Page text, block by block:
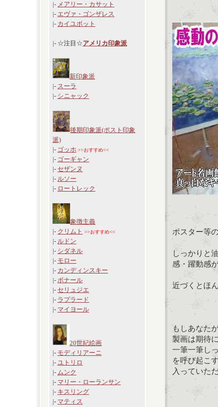
|- メアリー・カサット
|- エヴァ・ゴンザレス
|- カイユボット
|- ☆注目☆アメリカ印象派
新印象派
|- スーラ
|- シニャック
後期印象派(ポスト印象
派)
|- ゴッホ >>おすすめ<<
|- ゴーギャン
|- セザンヌ
|- ルソー
|- ロートレック
象徴主義
|- クリムト >>おすすめ<<
|- ルドン
|- シダネル
|- モロー
|- カンディンスキー
|- ボナール
|- セリュジエ
|- ラプラード
|- マイヨール
20世紀絵画
|- モディリアーニ
|- ユトリロ
|- ムンク
|- マリー・ローランサン
|- キスリング
|- マティス
ポスター等
しっかりと
感・躍動感
近づくとほ
もしあなた
製画は期待
一筆一筆し
を呼び起こ
入っていた